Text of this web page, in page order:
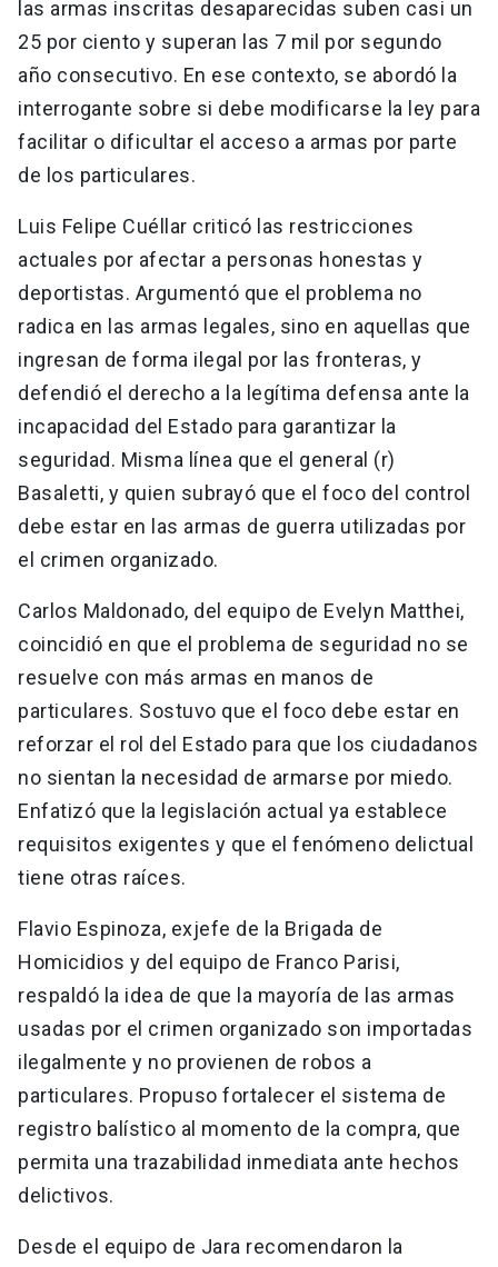
las armas inscritas desaparecidas suben casi un
25 por ciento y superan las 7 mil por segundo
año consecutivo. En ese contexto, se abordó la
interrogante sobre si debe modificarse la ley para
facilitar o dificultar el acceso a armas por parte
de los particulares.
Luis Felipe Cuéllar criticó las restricciones
actuales por afectar a personas honestas y
deportistas. Argumentó que el problema no
radica en las armas legales, sino en aquellas que
ingresan de forma ilegal por las fronteras, y
defendió el derecho a la legítima defensa ante la
incapacidad del Estado para garantizar la
seguridad. Misma línea que el general (r)
Basaletti, y quien subrayó que el foco del control
debe estar en las armas de guerra utilizadas por
el crimen organizado.
Carlos Maldonado, del equipo de Evelyn Matthei,
coincidió en que el problema de seguridad no se
resuelve con más armas en manos de
particulares. Sostuvo que el foco debe estar en
reforzar el rol del Estado para que los ciudadanos
no sientan la necesidad de armarse por miedo.
Enfatizó que la legislación actual ya establece
requisitos exigentes y que el fenómeno delictual
tiene otras raíces.
Flavio Espinoza, exjefe de la Brigada de
Homicidios y del equipo de Franco Parisi,
respaldó la idea de que la mayoría de las armas
usadas por el crimen organizado son importadas
ilegalmente y no provienen de robos a
particulares. Propuso fortalecer el sistema de
registro balístico al momento de la compra, que
permita una trazabilidad inmediata ante hechos
delictivos.
Desde el equipo de Jara recomendaron la